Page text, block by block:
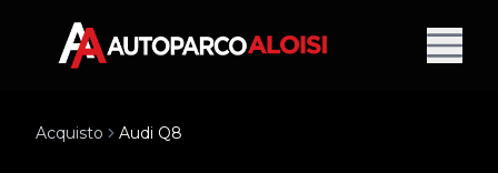
Acquisto Audi Q8